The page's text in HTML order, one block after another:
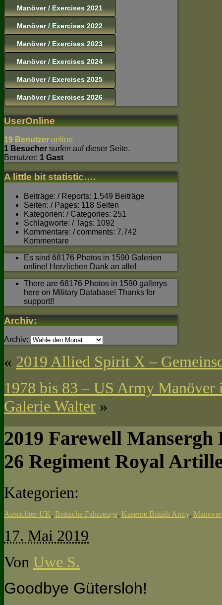
Manöver / Exercises 2021
Manöver / Exercises 2022
Manöver / Exercises 2023
Manöver / Exercises 2024
Manöver / Exercises 2025
Manöver / Exercises 2026
UserOnline
19 Benutzer online
1 Besucher surfen auf dieser Seite.
Benutzer: 1 Gast
A little bit statistic….
Beiträge: / Reports: 1.549 Beiträge
Seiten: / Pages: 118 Seiten
Kategorien: / Categories: 251
Schlagworte: / Tags: 1092
Kommentare: / comments: 7.742
Kommentare
Es sind 68176 Photos in 1590 Galerien
online! Herzlichen Dank an alle!
There are 68176 Photos in 1590 gallerys
here on Military Database! Thanks for
support!!
Archiv:
Archiv:
« 2019 Allied Spirit X –
1978 bis 83 – US Army Manöver
Galerie Walter »
2019 Farewell
26 Regiment Royal
Kategorien:
Ausrichter-UK, Britische Fahrzeuge, Kaserne British Army,
17. Mai 2019
Von Uwe S.
Goodbye Gütersloh!